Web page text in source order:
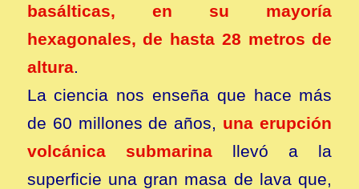
basálticas, en su mayoría
hexagonales, de hasta 28 metros de
altura.
La ciencia nos enseña que hace más
de 60 millones de años, una erupción
volcánica submarinallevó a la
superficie una gran masa de lava que,